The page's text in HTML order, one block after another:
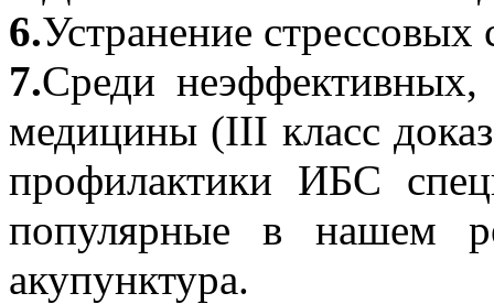
6.Устранение стрессовых
7.Среди неэффективных,
медицины (III класс
профилактики ИБС
популярные в нашем
акупунктура.